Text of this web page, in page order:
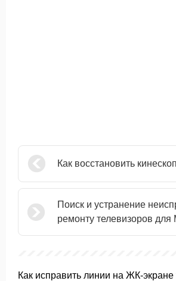
Как восстановить
Поиск и устранение
ремонту телевизоров для
Как исправить линии на ЖК-экране